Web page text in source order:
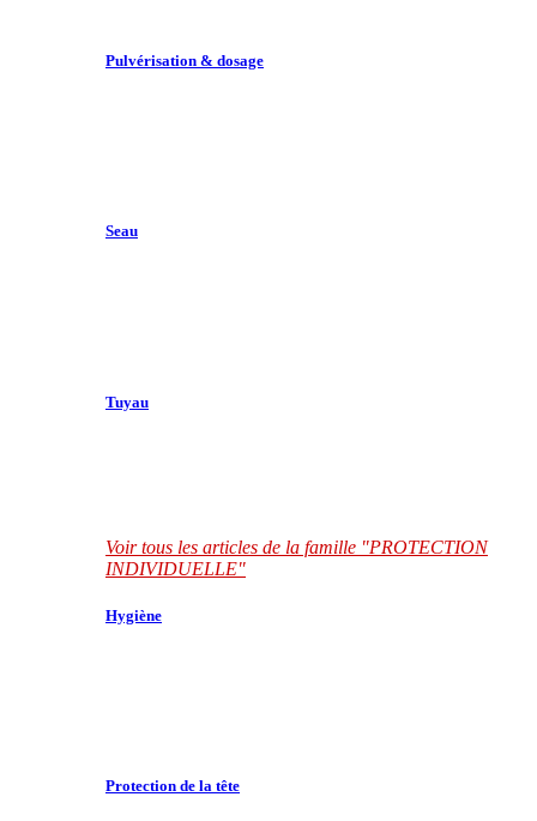
Pulvérisation & dosage
Seau
Tuyau
Voir tous les articles de la famille "PROTECTION
INDIVIDUELLE"
Hygiène
Protection de la tête